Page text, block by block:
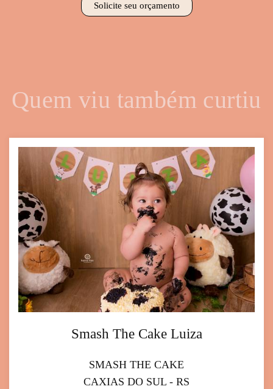
Solicite seu orçamento
Quem viu também curtiu
Smash The Cake Luiza
SMASH THE CAKE
CAXIAS DO SUL - RS